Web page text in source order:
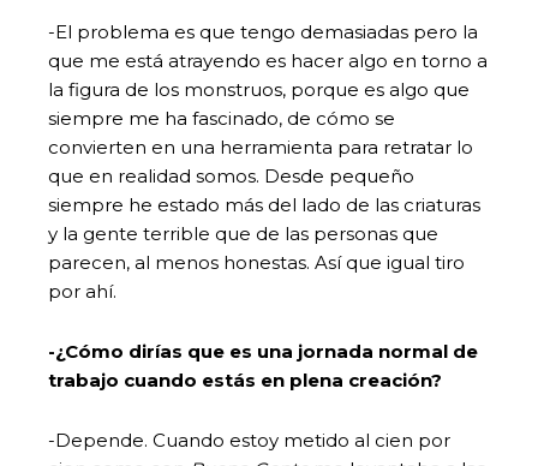
-El problema es que tengo demasiadas pero la
que me está atrayendo es hacer algo en torno a
la figura de los monstruos, porque es algo que
siempre me ha fascinado, de cómo se
convierten en una herramienta para retratar lo
que en realidad somos. Desde pequeño
siempre he estado más del lado de las criaturas
y la gente terrible que de las personas que
parecen, al menos honestas. Así que igual tiro
por ahí.
-¿Cómo dirías que es una jornada normal de
trabajo cuando estás en plena creación?
-Depende. Cuando estoy metido al cien por